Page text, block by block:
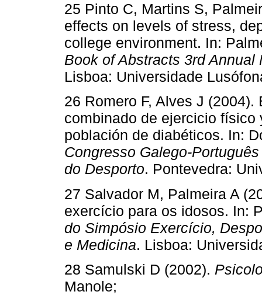
25 Pinto C, Martins S,
effects on levels of stress,
college environment. In:
Book of Abstracts 3rd
Lisboa: Universidade
26 Romero F, Alves J
combinado de ejercicio
población de diabéticos. In:
Congresso Galego-
do Desporto. Pontevedra:
27 Salvador M, Palmeira A
exercício para os idosos. In:
do Simpósio Exercício,
e Medicina. Lisboa:
28 Samulski D (2002).
Manole;